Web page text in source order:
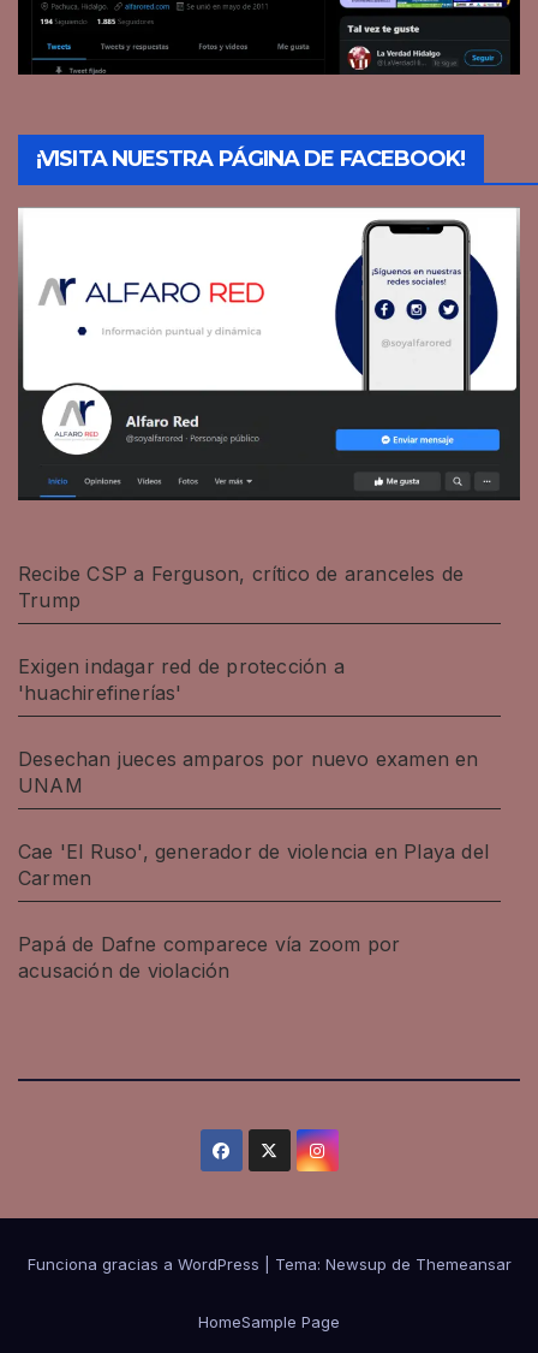
¡VISITA NUESTRA PÁGINA DE FACEBOOK!
Recibe CSP a Ferguson, crítico de aranceles de
Trump
Exigen indagar red de protección a
'huachirefinerías'
Desechan jueces amparos por nuevo examen en
UNAM
Cae 'El Ruso', generador de violencia en Playa del
Carmen
Papá de Dafne comparece vía zoom por
acusación de violación
Funciona gracias a WordPress Tema: Newsup de Themeansar
HomeSample Page